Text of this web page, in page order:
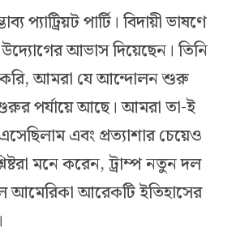
প্যাট্রিয়ট পার্টি। বিদায়ী ভাষণে
আভাস দিয়েছেন। তিনি
আমরা যে আন্দোলন শুরু
পর্যায়ে আছে। আমরা তা-ই
এবং প্রত্যাশার চেয়েও
মনে করেন, ট্রাম্প নতুন দল
আমেরিকা আরেকটি ইতিহাসের